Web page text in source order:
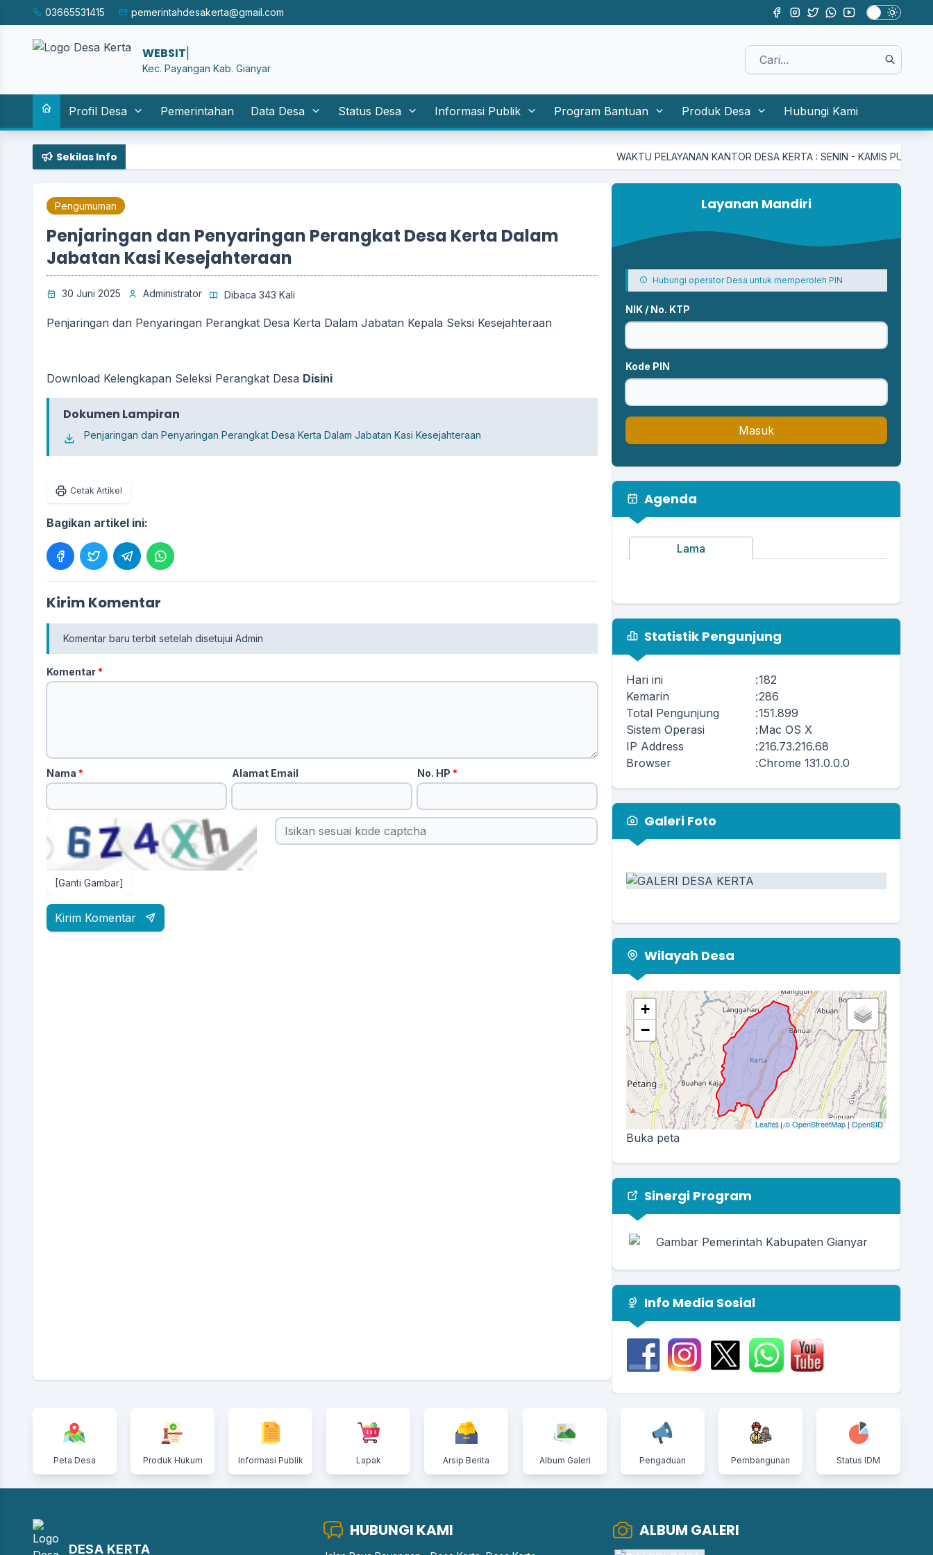
03665531415 pemerintahdesakerta@gmail.com
WEBSITE RE
Kec. Payangan Kab. Gianyar
Profil Desa Pemerintahan Data Desa Status Desa Informasi Publik Program Bantuan Produk Desa Hubungi Kami
Sekilas Info WAKTU PELAYANAN KANTOR DESA KERTA : SENIN - KAMIS PUKUL 08.00
Pengumuman
Penjaringan dan Penyaringan Perangkat Desa Kerta Dalam
Jabatan Kasi Kesejahteraan
30 Juni 2025 Administrator Dibaca 343 Kali
Penjaringan dan Penyaringan Perangkat Desa Kerta Dalam Jabatan Kepala Seksi Kesejahteraan
Download Kelengkapan Seleksi Perangkat Desa Disini
Dokumen Lampiran
Penjaringan dan Penyaringan Perangkat Desa Kerta Dalam Jabatan Kasi Kesejahteraan
Cetak Artikel
Bagikan artikel ini:
Kirim Komentar
Komentar baru terbit setelah disetujui Admin
Komentar*
Nama * Alamat Email No. HP*
[Ganti Gambar]
Kirim Komentar
Layanan Mandiri
Hubungi operator Desa untuk memperoleh PIN
NIK / No. KTP
Kode PIN
Masuk
Agenda
Lama
Statistik Pengunjung
Hari ini :182
Kemarin
:286
Total Pengunjung
:151.899
Sistem Operasi
:Mac OS X
IP Address
:216.73.216.68
Browser
:Chrome 131.0.0.0
Galeri Foto
Wilayah Desa
+
−
Leaflet|© OpenStreetMap| OpenSID
Buka peta
Sinergi Program
Info Media Sosial
Peta Desa Produk Hukum Informasi Publik Lapak Arsip Berita Album Galeri Pengaduan Pembangunan Status IDM
DESA KERTA
HUBUNGI KAMI ALBUM GALERI